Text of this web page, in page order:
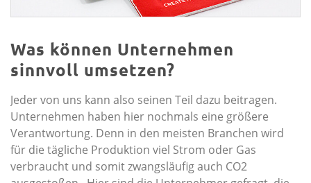
Was können Unternehmen
sinnvoll umsetzen?
Jeder von uns kann also seinen Teil dazu beitragen.
Unternehmen haben hier nochmals eine größere
Verantwortung. Denn in den meisten Branchen wird
für die tägliche Produktion viel Strom oder Gas
verbraucht und somit zwangsläufig auch CO2